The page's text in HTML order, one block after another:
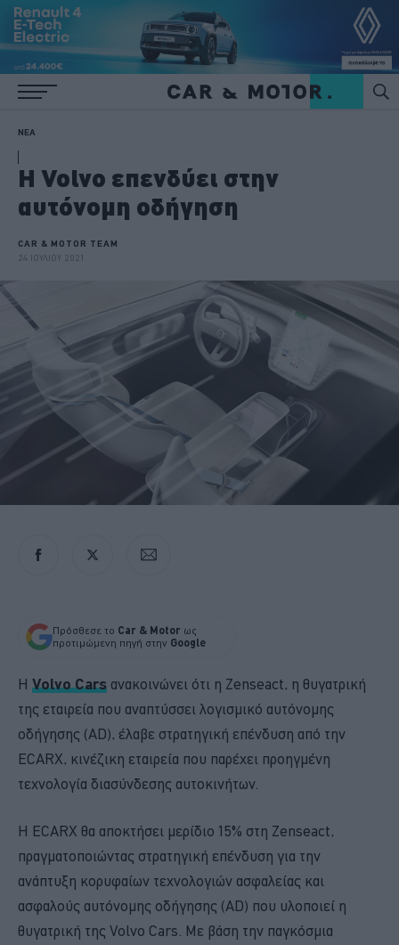
ΝΕΑ
H Volvo επενδύει στην
αυτόνομη οδήγηση
CAR & MOTOR TEAM
24 ΙΟΥΛΙΟΥ 2021
Πρόσθεσε το Car & Motor ως
προτιμώμενη πηγή στην Google
Η Volvo Cars ανακοινώνει ότι η Zenseact, η θυγατρική
της εταιρεία που αναπτύσσει λογισμικό αυτόνομης
οδήγησης (AD), έλαβε στρατηγική επένδυση από την
ECARX, κινέζικη εταιρεία που παρέχει προηγμένη
τεχνολογία διασύνδεσης αυτοκινήτων.
Η ECARX θα αποκτήσει μερίδιο 15% στη Zenseact,
πραγματοποιώντας στρατηγική επένδυση για την
ανάπτυξη κορυφαίων τεχνολογιών ασφαλείας και
ασφαλούς αυτόνομης οδήγησης (AD) που υλοποιεί η
θυγατρική της Volvo Cars. Με βάση την παγκόσμια